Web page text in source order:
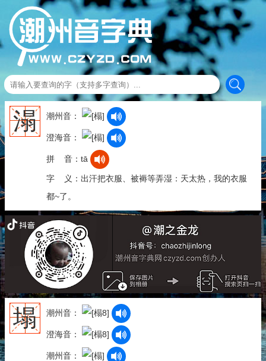
溻 潮州音：
澄海音：
拼 音：tā
字 义：出汗把衣服、被褥等弄湿：天太热，我的衣服
都~了。
塌 潮州音：
澄海音：
潮州音：